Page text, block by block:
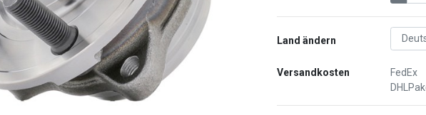
Land ändern
Versandkosten
FedEx